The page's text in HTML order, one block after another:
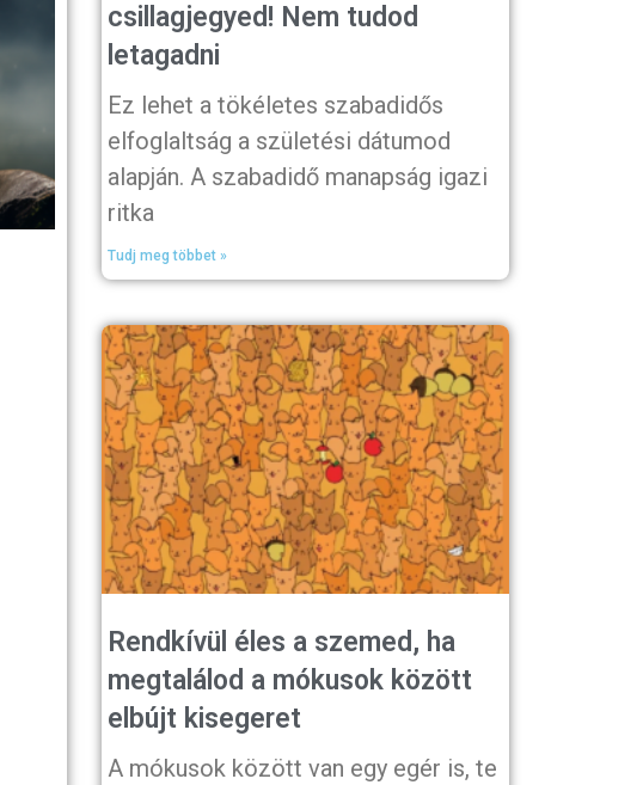
csillagjegyed! Nem tudod
letagadni
Ez lehet a tökéletes szabadidős
elfoglaltság a születési dátumod
alapján. A szabadidő manapság igazi
ritka
Tudj meg többet »
Rendkívül éles a szemed, ha
megtalálod a mókusok között
elbújt kisegeret
A mókusok között van egy egér is, te